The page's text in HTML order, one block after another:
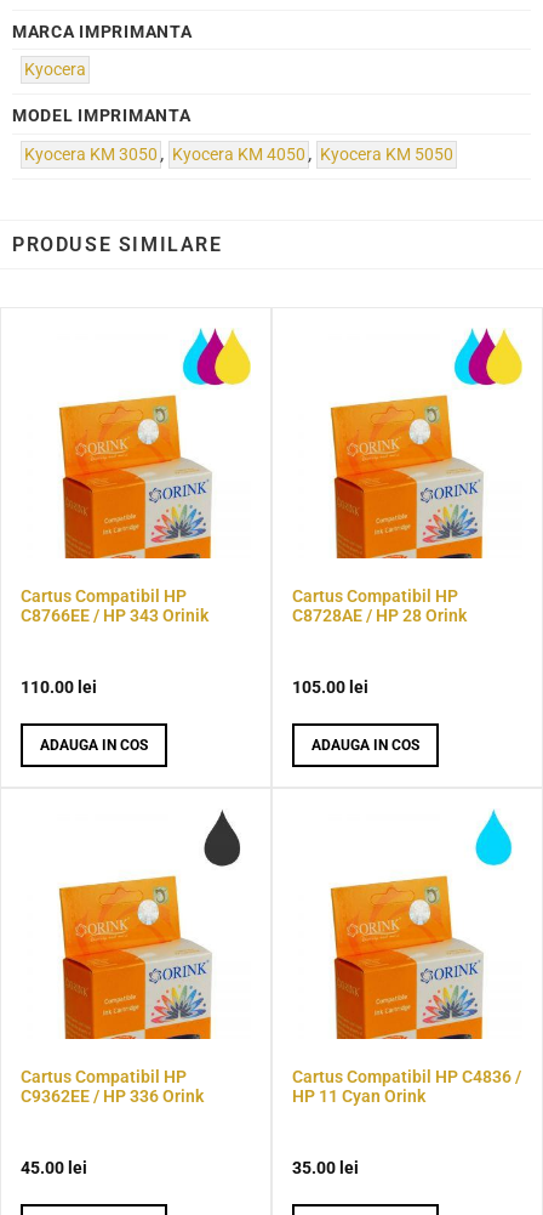
MARCA IMPRIMANTA
Kyocera
MODEL IMPRIMANTA
Kyocera KM 3050 , Kyocera KM 4050 , Kyocera KM 5050
PRODUSE SIMILARE
Cartus Compatibil HP
C8766EE / HP 343 Orinik
110.00 lei
ADAUGA IN COS
Cartus Compatibil HP
C8728AE / HP 28 Orink
105.00 lei
ADAUGA IN COS
Cartus Compatibil HP
C9362EE / HP 336 Orink
45.00 lei
Cartus Compatibil HP C4836 /
HP 11 Cyan Orink
35.00 lei